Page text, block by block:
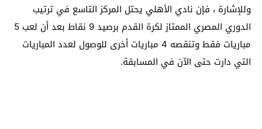
وللإشارة ، فإن نادي الأهلي يحتل المركز التاسع في ترتيب
الدوري المصري الممتاز لكرة القدم برصيد 9 نقاط بعد أن لعب 5
مباريات فقط وتنقصه 4 مباريات أخرى للوصول لعدد المباريات
التي دارت حتى الآن في المسابقة.